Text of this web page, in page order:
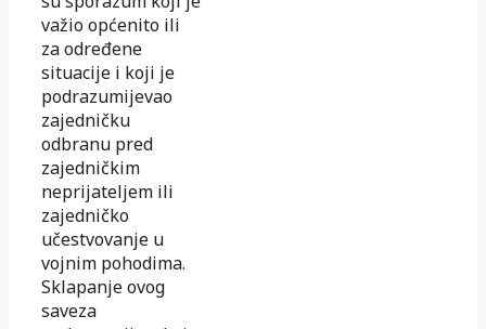
važio općenito ili
za određene
situacije i koji je
podrazumijevao
zajedničku
odbranu pred
zajedničkim
neprijateljem ili
zajedničko
učestvovanje u
vojnim pohodima.
Sklapanje ovog
saveza